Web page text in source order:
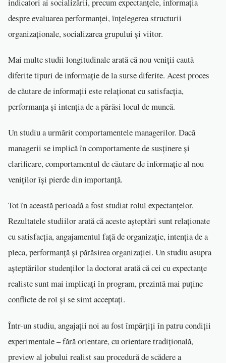
despre evaluarea performanței, înțelegerea structurii
organizaționale, socializarea grupului și viitor.
Mai multe studii longitudinale arată că nou veniții caută
diferite tipuri de informație de la surse diferite. Acest proces
de căutare de informații este relaționat cu satisfacția,
performanța și intenția de a părăsi locul de muncă.
Un studiu a urmărit comportamentele managerilor. Dacă
managerii se implică în comportamente de susținere și
clarificare, comportamentul de căutare de informație al nou
veniților își pierde din importanță.
Tot în această perioadă a fost studiat rolul expectanțelor.
Rezultatele studiilor arată că aceste așteptări sunt relaționate
cu satisfacția, angajamentul față de organizație, intenția de a
pleca, performanță și părăsirea organizației. Un studiu asupra
așteptărilor studenților la doctorat arată că cei cu expectanțe
realiste sunt mai implicați în program, prezintă mai puține
conflicte de rol și se simt acceptați.
Într-un studiu, angajații noi au fost împărțiți în patru condiții
experimentale – fără orientare, cu orientare tradițională,
preview al jobului realist sau procedură de scădere a